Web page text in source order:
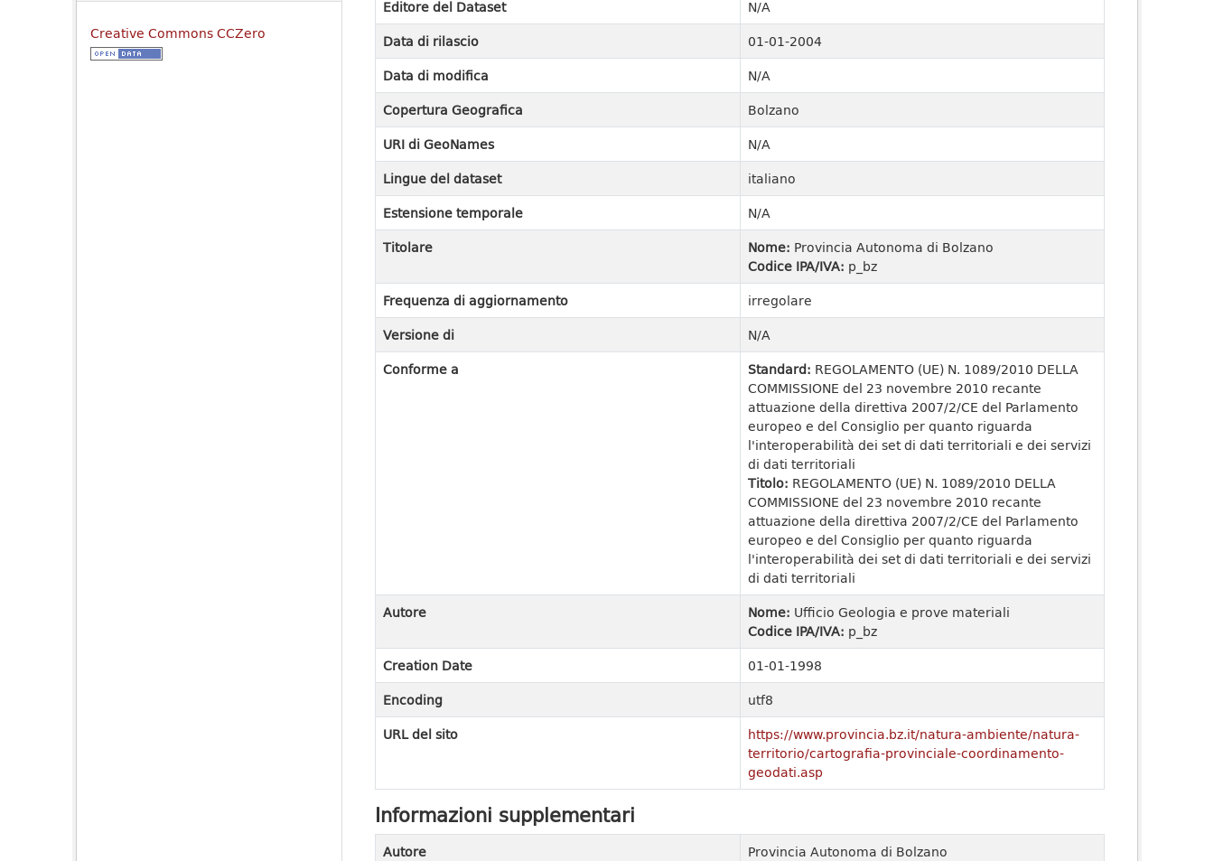
Creative Commons CCZero
Editore del Dataset
N/A
Data di rilascio
01-01-2004
Data di modifica
N/A
Copertura Geografica
Bolzano
URI di GeoNames
N/A
Lingue del dataset
italiano
Estensione temporale
N/A
Titolare
Nome: Provincia Autonoma di Bolzano
Codice IPA/IVA: p_bz
Frequenza di aggiornamento
irregolare
Versione di
N/A
Conforme a
Standard: REGOLAMENTO (UE) N. 1089/2010 DELLA
COMMISSIONE del 23 novembre 2010 recante
attuazione della direttiva 2007/2/CE del Parlamento
europeo e del Consiglio per quanto riguarda
l'interoperabilità dei set di dati territoriali e dei servizi
di dati territoriali
Titolo: REGOLAMENTO (UE) N. 1089/2010 DELLA
COMMISSIONE del 23 novembre 2010 recante
attuazione della direttiva 2007/2/CE del Parlamento
europeo e del Consiglio per quanto riguarda
l'interoperabilità dei set di dati territoriali e dei servizi
di dati territoriali
Autore
Nome: Ufficio Geologia e prove materiali
Codice IPA/IVA: p_bz
Creation Date
01-01-1998
Encoding
utf8
URL del sito
https://www.provincia.bz.it/natura-ambiente/natura-
territorio/cartografia-provinciale-coordinamento-
geodati.asp
Informazioni supplementari
Autore Provincia Autonoma di Bolzano